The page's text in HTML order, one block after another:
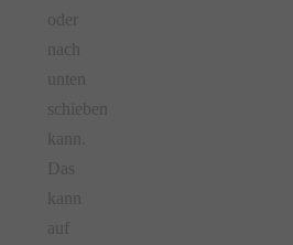
oder
nach
unten
schieben
kann.
Das
kann
auf